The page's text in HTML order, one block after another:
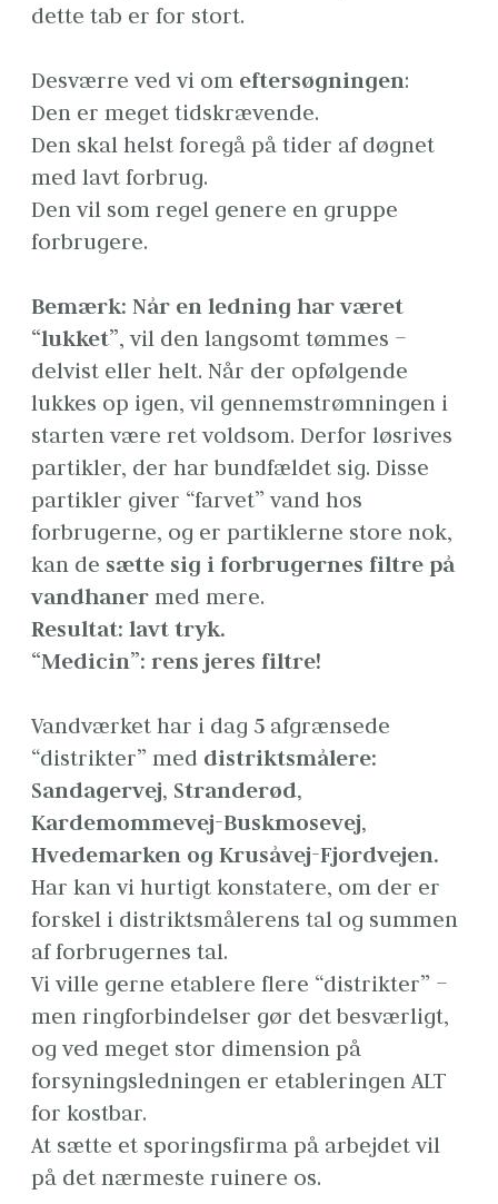
dette tab er for stort.
Desværre ved vi om eftersøgningen:
Den er meget tidskrævende.
Den skal helst foregå på tider af døgnet
med lavt forbrug.
Den vil som regel genere en gruppe
forbrugere.
Bemærk: Når en ledning har været
“lukket”, vil den langsomt tømmes –
delvist eller helt. Når der opfølgende
lukkes op igen, vil gennemstrømningen i
starten være ret voldsom. Derfor løsrives
partikler, der har bundfældet sig. Disse
partikler giver “farvet” vand hos
forbrugerne, og er partiklerne store nok,
kan de sætte sig i forbrugernes filtre på
vandhaner med mere.
Resultat: lavt tryk.
“Medicin”: rens jeres filtre!
Vandværket har i dag 5 afgrænsede
“distrikter” med distriktsmålere:
Sandagervej, Stranderød,
Kardemommevej-Buskmosevej,
Hvedemarken og Krusåvej-Fjordvejen.
Har kan vi hurtigt konstatere, om der er
forskel i distriktsmålerens tal og summen
af forbrugernes tal.
Vi ville gerne etablere flere “distrikter” –
men ringforbindelser gør det besværligt,
og ved meget stor dimension på
forsyningsledningen er etableringen ALT
for kostbar.
At sætte et sporingsfirma på arbejdet vil
på det nærmeste ruinere os.